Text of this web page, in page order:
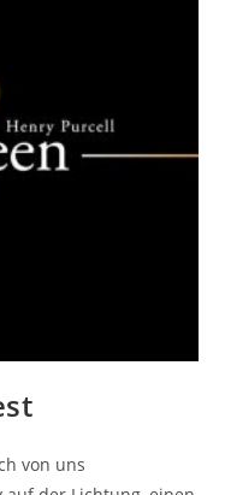
von uns